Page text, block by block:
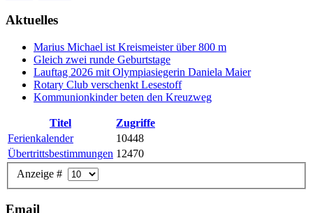
Aktuelles
Marius Michael ist Kreismeister über 800 m
Gleich zwei runde Geburtstage
Lauftag 2026 mit Olympiasiegerin Daniela Maier
Rotary Club verschenkt Lesestoff
Kommunionkinder beten den Kreuzweg
Titel
Zugriffe
Ferienkalender
10448
Übertrittsbestimmungen 12470
Anzeige #
Email